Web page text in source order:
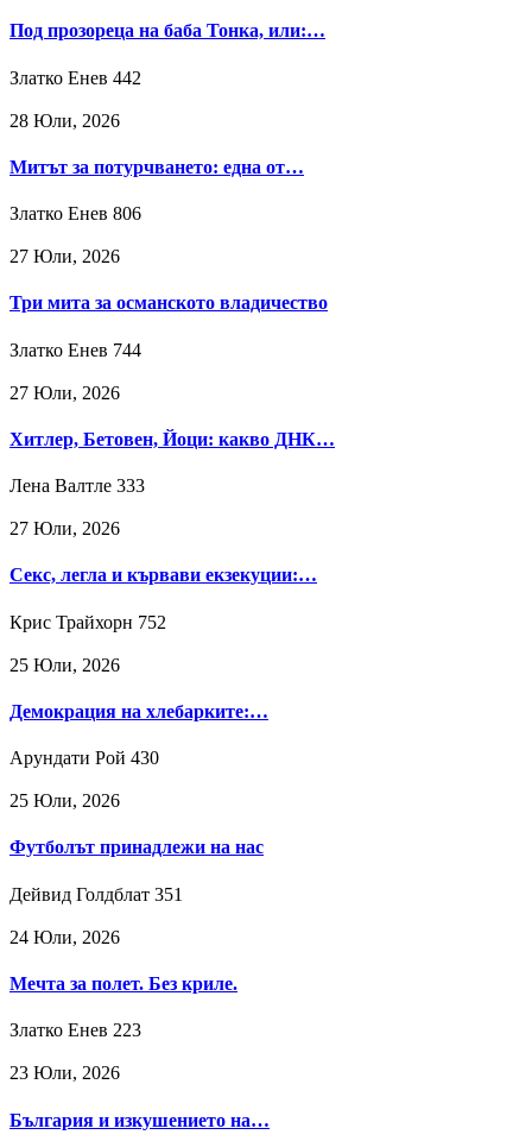
Под прозореца на баба Тонка, или:…
Златко Енев 442
28 Юли, 2026
Митът за потурчването: една от…
Златко Енев 806
27 Юли, 2026
Три мита за османското владичество
Златко Енев 744
27 Юли, 2026
Хитлер, Бетовен, Йоци: какво ДНК…
Лена Валтле 333
27 Юли, 2026
Секс, легла и кървави екзекуции:…
Крис Трайхорн 752
25 Юли, 2026
Демокрация на хлебарките:…
Арундати Рой 430
25 Юли, 2026
Футболът принадлежи на нас
Дейвид Голдблат 351
24 Юли, 2026
Мечта за полет. Без криле.
Златко Енев 223
23 Юли, 2026
България и изкушението на…